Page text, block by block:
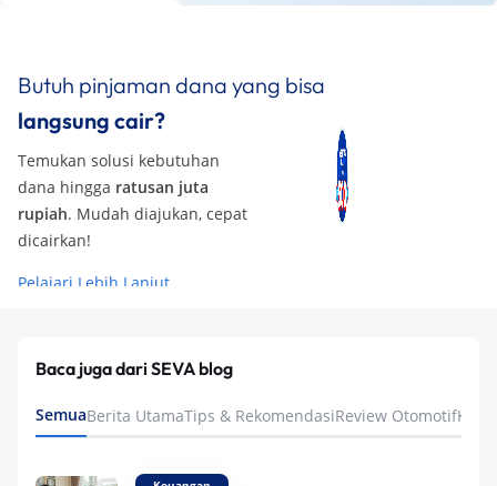
Butuh pinjaman dana yang bisa
langsung cair?
Temukan solusi kebutuhan
dana hingga ratusan juta
rupiah. Mudah diajukan, cepat
dicairkan!
Pelajari Lebih Lanjut
Baca juga dari SEVA blog
SemuaBerita UtamaTips & RekomendasiReview Otomotif